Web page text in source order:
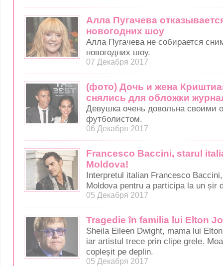
Алла Пугачева
новогодних шоу
Алла Пугачева не собирается
новогодних шоу.
07 Декабря 2017
(фото) Дочь и жена
снялись для обложки
Девушка очень довольна своими
футболистом.
06 Декабря 2017
Francesco Baccini, starul
Moldova!
Interpretul italian Francesco
Moldova pentru a participa la un șir
05 Декабря 2017
Tragedie în familia lui Elton
Sheila Eileen Dwight, mama lui
iar artistul trece prin clipe grele.
copleșit pe deplin.
05 Декабря 2017